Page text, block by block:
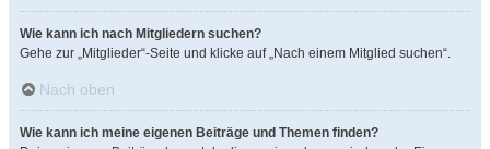
Wie kann ich nach Mitgliedern suchen?
Gehe zur „Mitglieder“-Seite und klicke auf „Nach einem Mitglied suchen“.
Nach oben
Wie kann ich meine eigenen Beiträge und Themen finden?